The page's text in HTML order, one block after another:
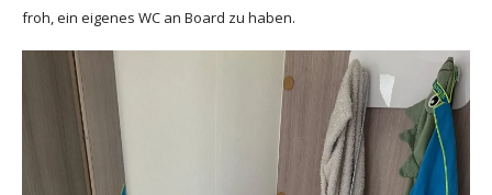
froh, ein eigenes WC an Board zu haben.